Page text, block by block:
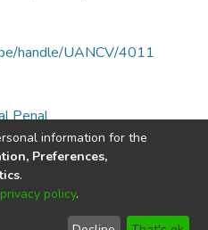
handle/UANCV/4011
Penal
© 2002-2026
End User Send
information for the
Preferences,
.
privacy policy.